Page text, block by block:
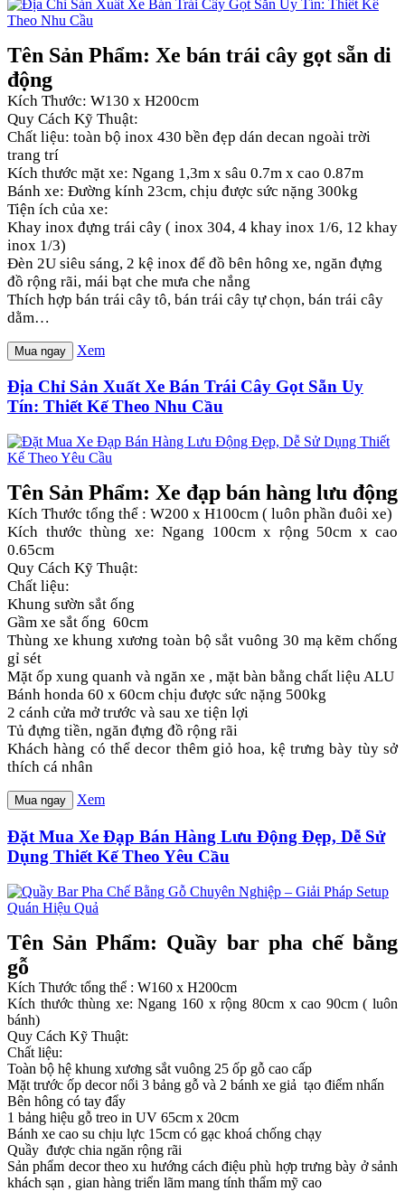
Tên Sản Phẩm: Xe bán trái cây gọt sẵn di
động
Kích Thước: W130 x H200cm
Quy Cách Kỹ Thuật:
Chất liệu: toàn bộ inox 430 bền đẹp dán decan ngoài trời
trang trí
Kích thước mặt xe: Ngang 1,3m x sâu 0.7m x cao 0.87m
Bánh xe: Đường kính 23cm, chịu được sức nặng 300kg
Tiện ích của xe:
Khay inox đựng trái cây ( inox 304, 4 khay inox 1/6, 12 khay
inox 1/3)
Đèn 2U siêu sáng, 2 kệ inox để đồ bên hông xe, ngăn đựng
đồ rộng rãi, mái bạt che mưa che nắng
Thích hợp bán trái cây tô, bán trái cây tự chọn, bán trái cây
dằm…
Mua ngay Xem
Địa Chỉ Sản Xuất Xe Bán Trái Cây Gọt Sẵn Uy
Tín: Thiết Kế Theo Nhu Cầu
Tên Sản Phẩm: Xe đạp bán hàng lưu động
Kích Thước tổng thể : W200 x H100cm ( luôn phần đuôi xe)
Kích thước thùng xe: Ngang 100cm x rộng 50cm x cao
0.65cm
Quy Cách Kỹ Thuật:
Chất liệu:
Khung sườn sắt ống
Gầm xe sắt ống 60cm
Thùng xe khung xương toàn bộ sắt vuông 30 mạ kẽm chống
gỉ sét
Mặt ốp xung quanh và ngăn xe , mặt bàn bằng chất liệu ALU
Bánh honda 60 x 60cm chịu được sức nặng 500kg
2 cánh cửa mở trước và sau xe tiện lợi
Tủ đựng tiền, ngăn đựng đồ rộng rãi
Khách hàng có thể decor thêm giỏ hoa, kệ trưng bày tùy sở
thích cá nhân
Mua ngay Xem
Đặt Mua Xe Đạp Bán Hàng Lưu Động Đẹp, Dễ Sử
Dụng Thiết Kế Theo Yêu Cầu
Tên Sản Phẩm: Quầy bar pha chế bằng
gỗ
Kích Thước tổng thể : W160 x H200cm
Kích thước thùng xe: Ngang 160 x rộng 80cm x cao 90cm ( luôn
bánh)
Quy Cách Kỹ Thuật:
Chất liệu:
Toàn bộ hệ khung xương sắt vuông 25 ốp gỗ cao cấp
Mặt trước ốp decor nổi 3 bảng gỗ và 2 bánh xe giả tạo điểm nhấn
Bên hông có tay đẩy
1 bảng hiệu gỗ treo in UV 65cm x 20cm
Bánh xe cao su chịu lực 15cm có gạc khoá chống chạy
Quầy được chia ngăn rộng rãi
Sản phẩm decor theo xu hướng cách điệu phù hợp trưng bày ở sảnh
khách sạn , gian hàng triển lãm mang tính thẩm mỹ cao